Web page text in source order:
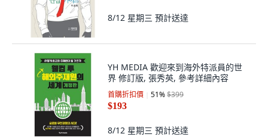
8/12 星期三 預計送達
YH MEDIA 歡迎來到海外特派員的世
界 修訂版, 張秀英, 參考詳細內容
首購折扣價 51%$399
$193
8/12 星期三 預計送達